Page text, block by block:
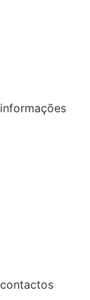
informações
contactos